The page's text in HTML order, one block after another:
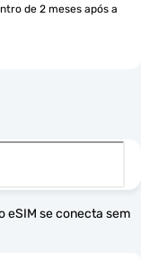
de 2 meses após a
eSIM se conecta sem